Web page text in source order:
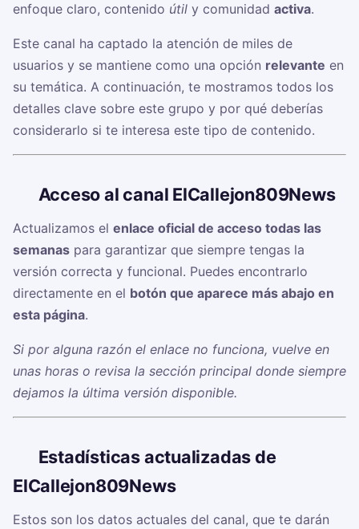
enfoque claro, contenido útil y comunidad activa.
Este canal ha captado la atención de miles de
usuarios y se mantiene como una opción relevante en
su temática. A continuación, te mostramos todos los
detalles clave sobre este grupo y por qué deberías
considerarlo si te interesa este tipo de contenido.
Acceso al canal ElCallejon809News
Actualizamos el enlace oficial de acceso todas las
semanas para garantizar que siempre tengas la
versión correcta y funcional. Puedes encontrarlo
directamente en el botón que aparece más abajo en
esta página.
Si por alguna razón el enlace no funciona, vuelve en
unas horas o revisa la sección principal donde siempre
dejamos la última versión disponible.
Estadísticas actualizadas de
ElCallejon809News
Estos son los datos actuales del canal, que te darán